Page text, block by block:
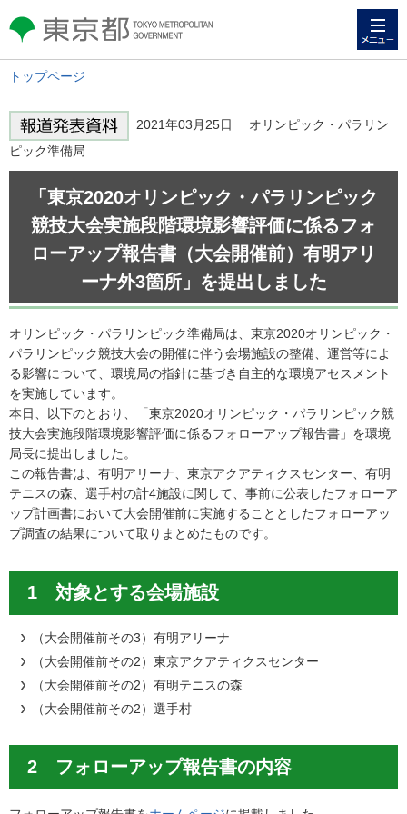
東京都 TOKYO METROPOLITAN
GOVERNMENT
トップページ
2021年03月25日 オリンピック・パラリン
ピック準備局
「東京2020オリンピック・パラリンピック
競技大会実施段階環境影響評価に係るフォ
ローアップ報告書（大会開催前）有明アリ
ーナ外3箇所」を提出しました
オリンピック・パラリンピック準備局は、東京2020オリンピック・
パラリンピック競技大会の開催に伴う会場施設の整備、運営等によ
る影響について、環境局の指針に基づき自主的な環境アセスメント
を実施しています。
本日、以下のとおり、「東京2020オリンピック・パラリンピック競
技大会実施段階環境影響評価に係るフォローアップ報告書」を環境
局長に提出しました。
この報告書は、有明アリーナ、東京アクアティクスセンター、有明
テニスの森、選手村の計4施設に関して、事前に公表したフォローア
ップ計画書において大会開催前に実施することとしたフォローアッ
プ調査の結果について取りまとめたものです。
1 対象とする会場施設
（大会開催前その3）有明アリーナ
（大会開催前その2）東京アクアティクスセンター
（大会開催前その2）有明テニスの森
（大会開催前その2）選手村
2 フォローアップ報告書の内容